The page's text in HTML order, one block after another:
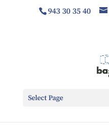
943 30 35 40
Select Page